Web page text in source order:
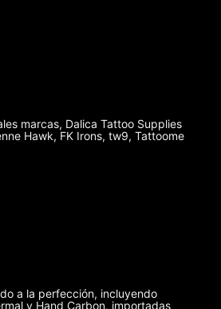
marcas, Dalica Tattoo Supplies
Hawk, FK Irons, tw9, Tattoome
a la perfección, incluyendo
y Hand Carbon, importadas